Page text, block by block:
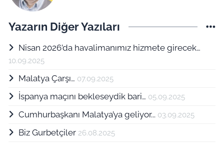
Yazarın Diğer Yazıları
Nisan 2026’da havalimanımız hizmete girecek…
10.09.2025
Malatya Çarşı… 07.09.2025
İspanya maçını bekleseydik bari… 05.09.2025
Cumhurbaşkanı Malatya’ya geliyor... 03.09.2025
Biz Gurbetçiler 26.08.2025